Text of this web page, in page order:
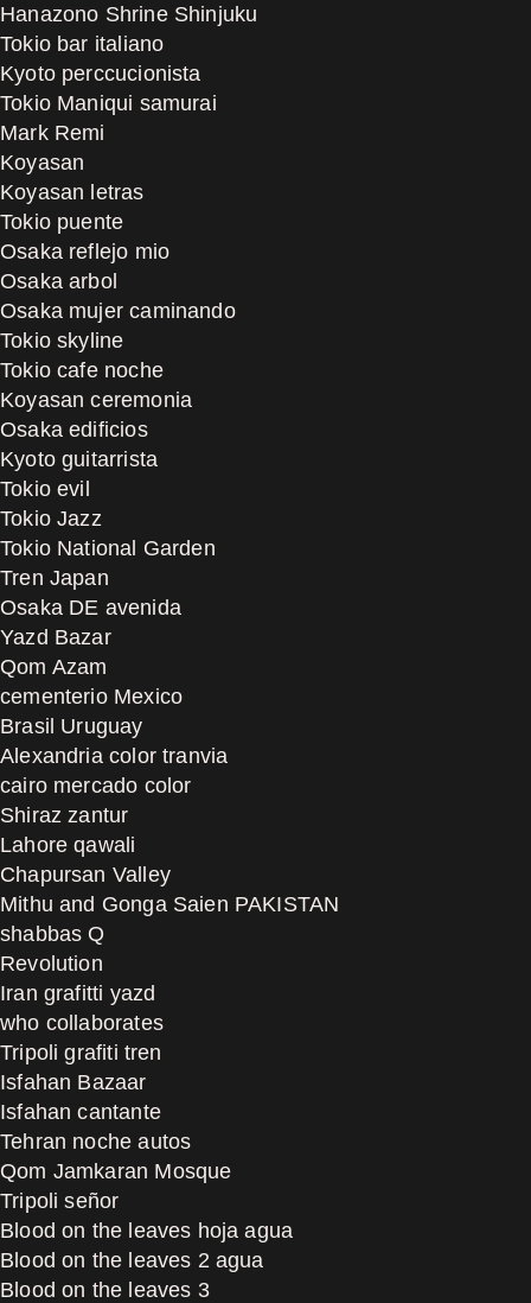
Hanazono Shrine Shinjuku
Tokio bar italiano
Kyoto perccucionista
Tokio Maniqui samurai
Mark Remi
Koyasan
Koyasan letras
Tokio puente
Osaka reflejo mio
Osaka arbol
Osaka mujer caminando
Tokio skyline
Tokio cafe noche
Koyasan ceremonia
Osaka edificios
Kyoto guitarrista
Tokio evil
Tokio Jazz
Tokio National Garden
Tren Japan
Osaka DE avenida
Yazd Bazar
Qom Azam
cementerio Mexico
Brasil Uruguay
Alexandria color tranvia
cairo mercado color
Shiraz zantur
Lahore qawali
Chapursan Valley
Mithu and Gonga Saien PAKISTAN
shabbas Q
Revolution
Iran grafitti yazd
who collaborates
Tripoli grafiti tren
Isfahan Bazaar
Isfahan cantante
Tehran noche autos
Qom Jamkaran Mosque
Tripoli señor
Blood on the leaves hoja agua
Blood on the leaves 2 agua
Blood on the leaves 3